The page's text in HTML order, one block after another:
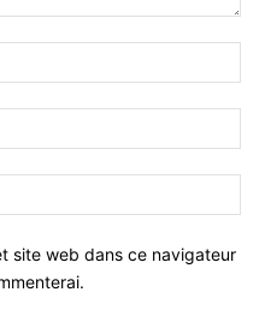
site web dans ce navigateur